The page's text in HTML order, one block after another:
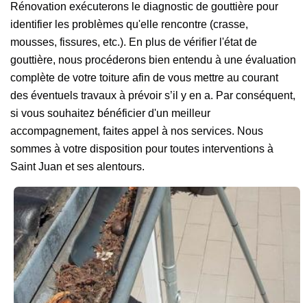
Rénovation exécuterons le diagnostic de gouttière pour
identifier les problèmes qu'elle rencontre (crasse,
mousses, fissures, etc.). En plus de vérifier l'état de
gouttière, nous procéderons bien entendu à une évaluation
complète de votre toiture afin de vous mettre au courant
des éventuels travaux à prévoir s’il y en a. Par conséquent,
si vous souhaitez bénéficier d'un meilleur
accompagnement, faites appel à nos services. Nous
sommes à votre disposition pour toutes interventions à
Saint Juan et ses alentours.